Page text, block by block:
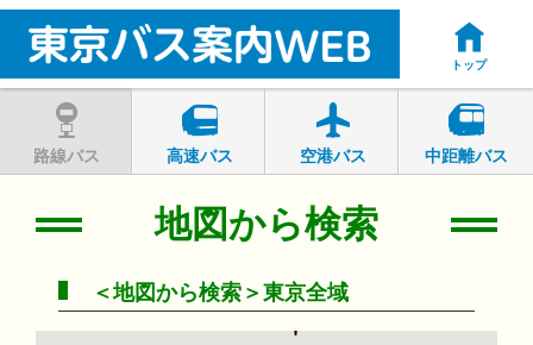
トップ
路線バス 高速バス 空港バス 中距離バス
地図から検索
＜地図から検索＞東京全域